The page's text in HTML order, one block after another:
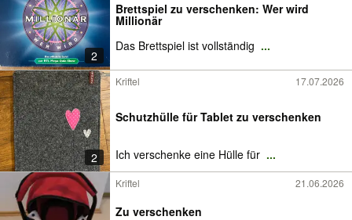
2
Brettspiel zu verschenken: Wer wird
Millionär
Das Brettspiel ist vollständig ...
2
Kriftel 17.07.2026
Schutzhülle für Tablet zu verschenken
Ich verschenke eine Hülle für ...
Kriftel 21.06.2026
Zu verschenken